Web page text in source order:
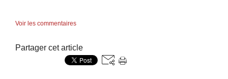
Voir les commentaires
Partager cet article